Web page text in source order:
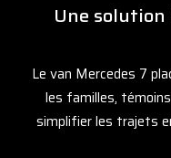
Une
Le van Mercedes 7
les familles,
simplifier les trajets